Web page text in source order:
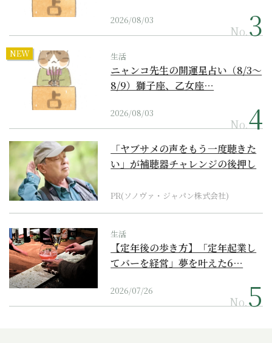
2026/08/03
No.
NEW 生活
ニャンコ先生の開運星占い（8/3～
8/9）獅子座、乙女座…
2026/08/03
No.
「ヤブサメの声をもう一度聴きた
い」が補聴器チャレンジの後押し
PR(ソノヴァ・ジャパン株式会社)
生活
【定年後の歩き方】「定年起業し
てバーを経営」夢を叶えた6…
2026/07/26
No.